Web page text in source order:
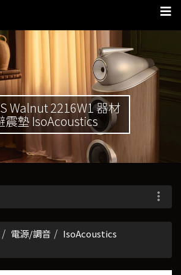
Walnut 2216W1 器材
震墊 IsoAcoustics
電源/調音
IsoAcoustics